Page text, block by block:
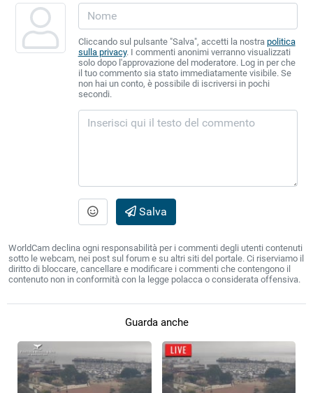
Cliccando sul pulsante "Salva", accetti la nostra politica
sulla privacy. I commenti anonimi verranno visualizzati
solo dopo l'approvazione del moderatore. Log in per che
il tuo commento sia stato immediatamente visibile. Se
non hai un conto, è possibile di iscriversi in pochi
secondi.
Salva
WorldCam declina ogni responsabilità per i commenti degli utenti contenuti
sotto le webcam, nei post sul forum e su altri siti del portale. Ci riserviamo il
diritto di bloccare, cancellare e modificare i commenti che contengono il
contenuto non in conformità con la legge polacca o considerata offensiva.
Guarda anche